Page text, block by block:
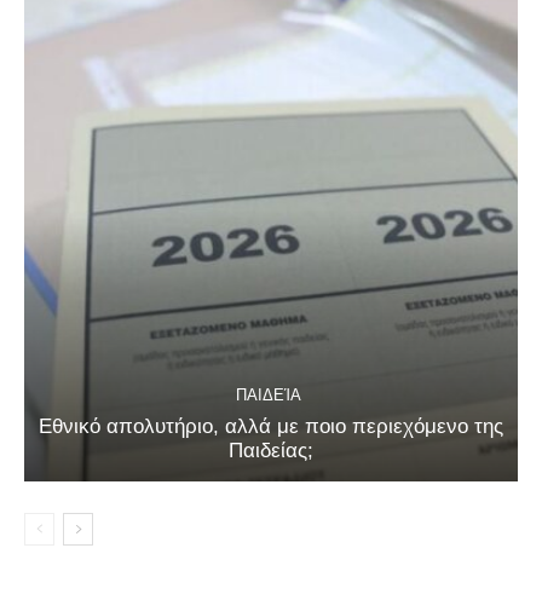
ΠΑΙΔΕΊΑ
Εθνικό απολυτήριο, αλλά με ποιο περιεχόμενο της
Παιδείας;